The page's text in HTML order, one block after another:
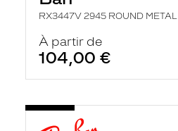
RX3447V 2945 ROUND METAL
À partir de
104,00 €